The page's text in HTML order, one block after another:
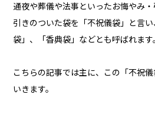
通夜や葬儀や法事といったお悔やみ
引きのついた袋を「不祝儀袋」と言
袋」、「香典袋」などとも呼ばれます
こちらの記事では主に、この「不祝
いきます。